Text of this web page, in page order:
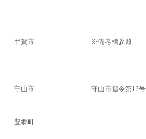
甲賀市 ※備考欄参照
守山市 守山市指令第12号
豊郷町